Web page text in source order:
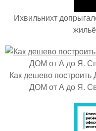
Ихвильнихт
Как дешево
ДОМ от А до Я.